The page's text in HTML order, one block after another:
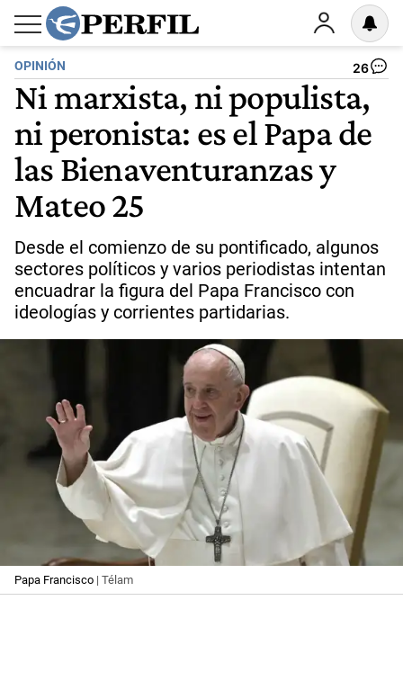
OPINIÓN 26
Ni marxista, ni populista,
ni peronista: es el Papa de
las Bienaventuranzas y
Mateo 25
Desde el comienzo de su pontificado, algunos
sectores políticos y varios periodistas intentan
encuadrar la figura del Papa Francisco con
ideologías y corrientes partidarias.
Papa Francisco | Télam